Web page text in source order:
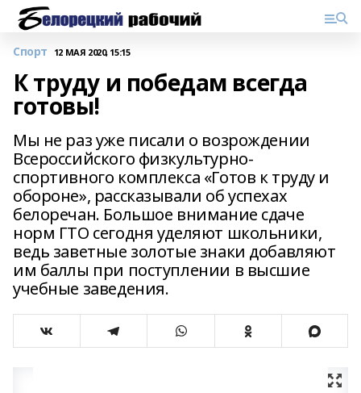
Спорт 12 МАЯ 2020, 15:15
К труду и победам всегда
готовы!
Мы не раз уже писали о возрождении
Всероссийского физкультурно-
спортивного комплекса «Готов к труду и
обороне», рассказывали об успехах
белоречан. Большое внимание сдаче
норм ГТО сегодня уделяют школьники,
ведь заветные золотые знаки добавляют
им баллы при поступлении в высшие
учебные заведения.